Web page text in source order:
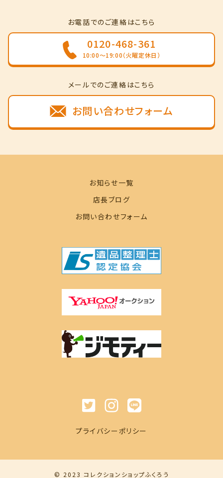
お電話でのご連絡はこちら
0120-468-361
10:00～19:00（火曜定休日）
メールでのご連絡はこちら
お問い合わせフォーム
お知らせ一覧
店長ブログ
お問い合わせフォーム
プライバシーポリシー
© 2023 コレクションショップふくろう